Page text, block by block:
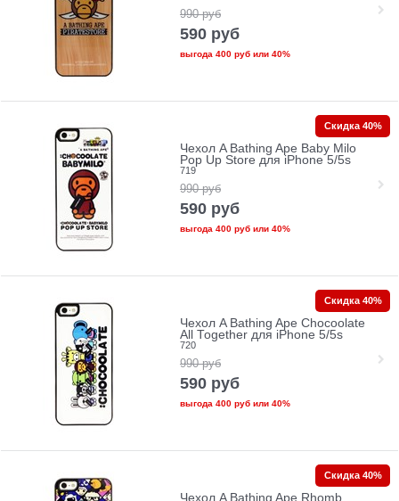
990 руб
590 руб
выгода 400 рубили 40%
Чехол A Bathing Ape Baby Milo
Pop Up Store для iPhone 5/5s
719
990 руб
590 руб
выгода 400 рубили 40%
Скидка 40%
Чехол A Bathing Ape Chocoolate
All Together для iPhone 5/5s
720
990 руб
590 руб
выгода 400 рубили 40%
Скидка 40%
Чехол A Bathing Ape Rhomb
Скидка 40%